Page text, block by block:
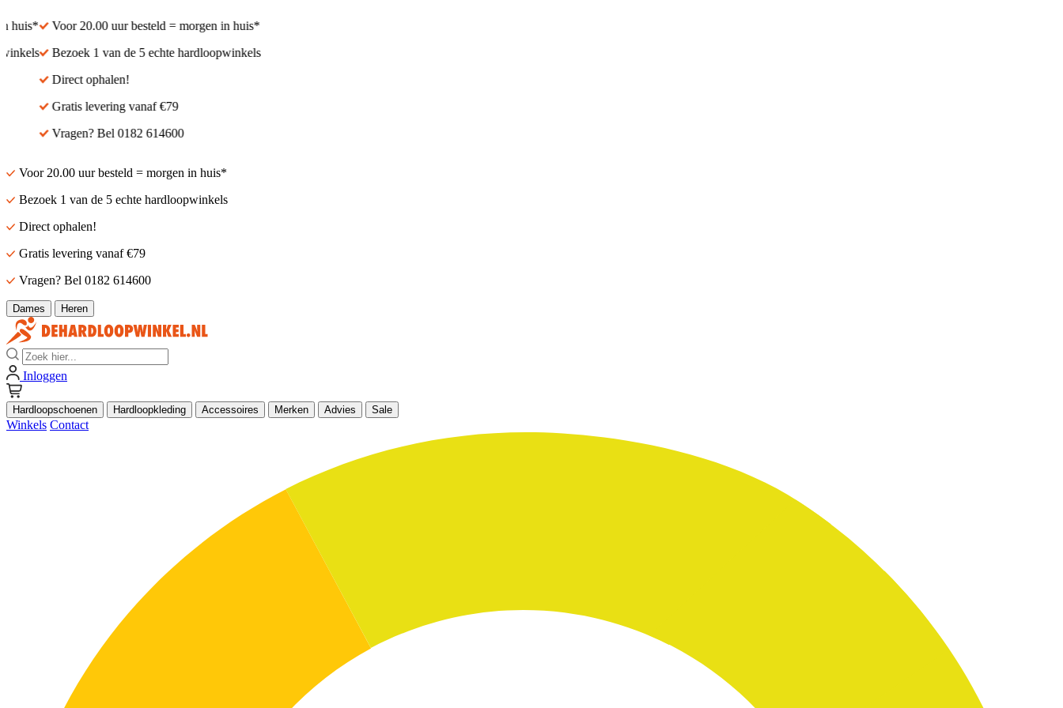
huis*
Voor 20.00 uur besteld = morgen in huis*
Bezoek 1 van de 5 echte hardloopwinkels
Direct ophalen!
Gratis levering vanaf €79
Vragen? Bel 0182 614600
Voor 20.00 uur besteld = morgen in huis*
Bezoek 1 van de 5 echte hardloopwinkels
Direct ophalen!
Gratis levering vanaf €79
Vragen? Bel 0182 614600
Dames Heren
Zoek
Inloggen
Hardloopschoenen Hardloopkleding Accessoires Merken Advies Sale
Winkels Contact